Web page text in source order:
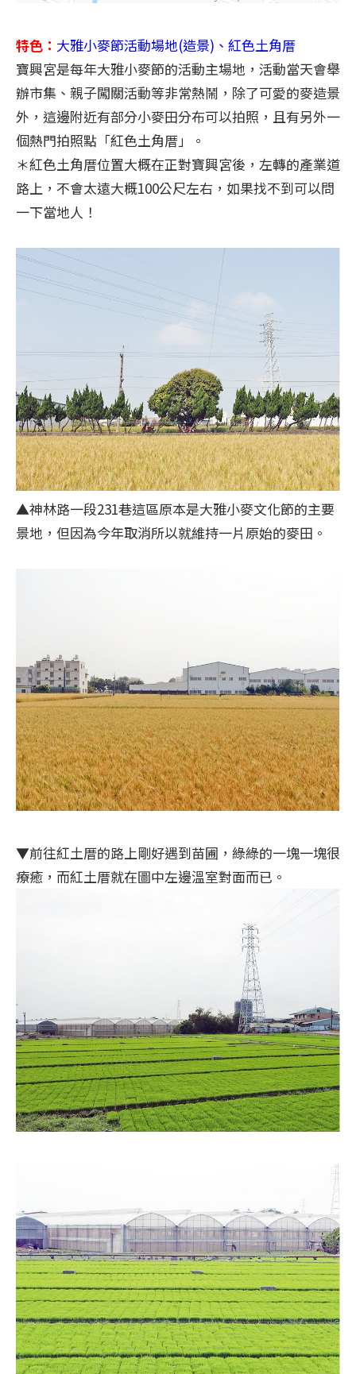
特色： 大雅小麥節活動場地(造景)、紅色土角厝
寶興宮是每年大雅小麥節的活動主場地，活動當天會舉
辦市集、親子闖關活動等非常熱鬧，除了可愛的麥造景
外，這邊附近有部分小麥田分布可以拍照，且有另外一
個熱門拍照點「紅色土角厝」。
＊紅色土角厝位置大概在正對寶興宮後，左轉的產業道
路上，不會太遠大概100公尺左右，如果找不到可以問
一下當地人！
▲神林路一段231巷這區原本是大雅小麥文化節的主要
景地，但因為今年取消所以就維持一片原始的麥田。
▼前往紅土厝的路上剛好遇到苗圃，綠綠的一塊一塊很
療癒，而紅土厝就在圖中左邊溫室對面而已。